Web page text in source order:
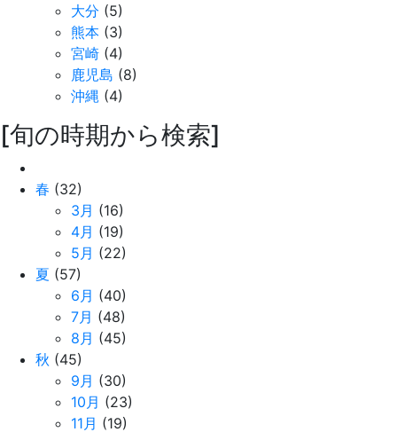
大分 (5)
熊本 (3)
宮崎 (4)
鹿児島 (8)
沖縄 (4)
[旬の時期から検索]
春 (32)
3月 (16)
4月 (19)
5月 (22)
夏 (57)
6月 (40)
7月 (48)
8月 (45)
秋 (45)
9月 (30)
10月 (23)
11月 (19)